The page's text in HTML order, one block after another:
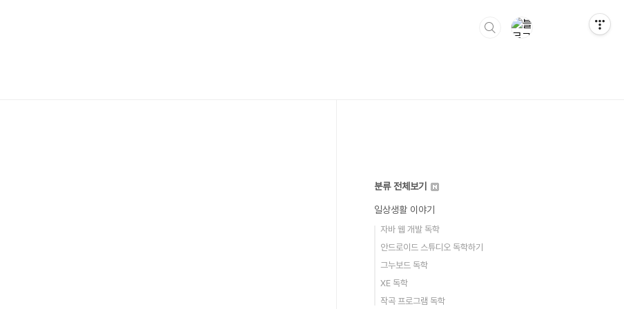
분류 전체보기
일상생활 이야기
자바 웹 개발 독학
안드로이드 스튜디오 독학하기
그누보드 독학
XE 독학
작곡 프로그램 독학